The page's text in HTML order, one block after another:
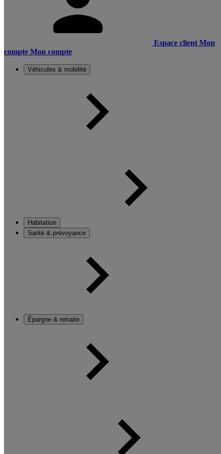
Espace client Mon
compte Mon compte
Véhicules & mobilité
Habitation
Santé & prévoyance
Épargne & retraite